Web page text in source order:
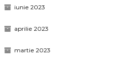
iunie 2023
aprilie 2023
martie 2023